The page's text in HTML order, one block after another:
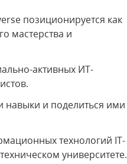
позиционируется как
мастерства и
активных ИТ-
навыки и поделиться ими
технологий IT-
университете.